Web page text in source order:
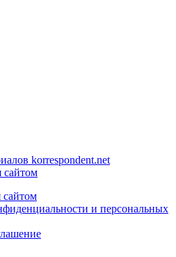
korrespondent.net
сайтом
сайтом
и персональных